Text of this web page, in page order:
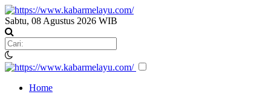
Sabtu, 08 Agustus 2026 WIB
Home